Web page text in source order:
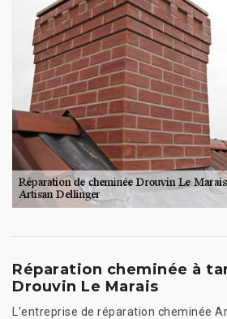
Réparation cheminée à
Drouvin Le Marais
L’entreprise de réparation cheminée